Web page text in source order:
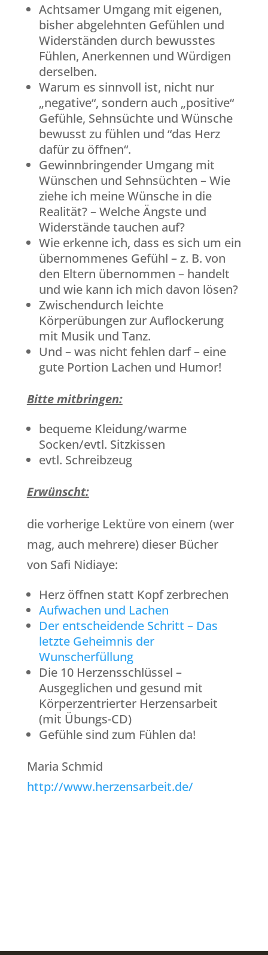
Achtsamer Umgang mit eigenen,
bisher abgelehnten Gefühlen und
Widerständen durch bewusstes
Fühlen, Anerkennen und Würdigen
derselben.
Warum es sinnvoll ist, nicht nur
„negative“, sondern auch „positive“
Gefühle, Sehnsüchte und Wünsche
bewusst zu fühlen und “das Herz
dafür zu öffnen“.
Gewinnbringender Umgang mit
Wünschen und Sehnsüchten – Wie
ziehe ich meine Wünsche in die
Realität? – Welche Ängste und
Widerstände tauchen auf?
Wie erkenne ich, dass es sich um ein
übernommenes Gefühl – z. B. von
den Eltern übernommen – handelt
und wie kann ich mich davon lösen?
Zwischendurch leichte
Körperübungen zur Auflockerung
mit Musik und Tanz.
Und – was nicht fehlen darf – eine
gute Portion Lachen und Humor!
Bitte mitbringen:
bequeme Kleidung/warme
Socken/evtl. Sitzkissen
evtl. Schreibzeug
Erwünscht:
die vorherige Lektüre von einem (wer
mag, auch mehrere) dieser Bücher
von Safi Nidiaye:
Herz öffnen statt Kopf zerbrechen
Aufwachen und Lachen
Der entscheidende Schritt – Das
letzte Geheimnis der
Wunscherfüllung
Die 10 Herzensschlüssel –
Ausgeglichen und gesund mit
Körperzentrierter Herzensarbeit
(mit Übungs-CD)
Gefühle sind zum Fühlen da!
Maria Schmid
http://www.herzensarbeit.de/